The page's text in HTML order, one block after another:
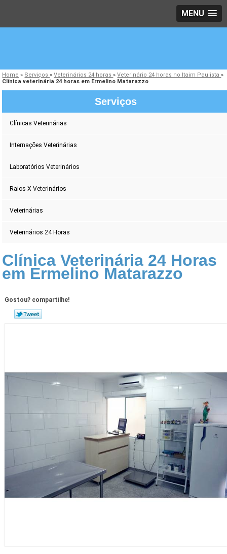
MENU
Home » Serviços»Veterinários 24 horas»Veterinário 24 horas no Itaim Paulista»
Clínica veterinária 24 horas em Ermelino Matarazzo
Serviços
Clínicas Veterinárias
Internações Veterinárias
Laboratórios Veterinários
Raios X Veterinários
Veterinárias
Veterinários 24 Horas
Clínica Veterinária 24 Horas
em Ermelino Matarazzo
Gostou? compartilhe!